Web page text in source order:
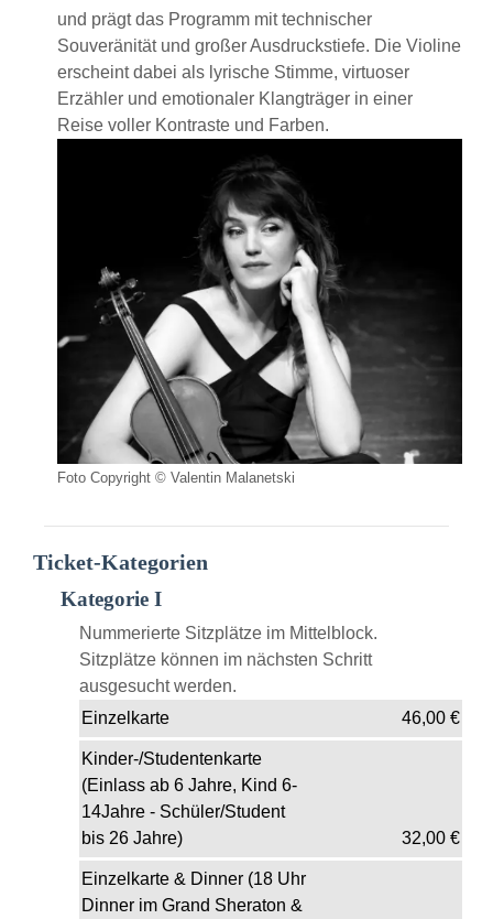
und prägt das Programm mit technischer
Souveränität und großer Ausdruckstiefe. Die Violine
erscheint dabei als lyrische Stimme, virtuoser
Erzähler und emotionaler Klangträger in einer
Reise voller Kontraste und Farben.
Foto Copyright © Valentin Malanetski
Ticket-Kategorien
Kategorie I
Nummerierte Sitzplätze im Mittelblock.
Sitzplätze können im nächsten Schritt
ausgesucht werden.
Einzelkarte
46,00€
Kinder-/Studentenkarte
(Einlass ab 6 Jahre, Kind 6-
14Jahre - Schüler/Student
bis 26 Jahre)
32,00€
Einzelkarte & Dinner (18 Uhr
Dinner im Grand Sheraton &